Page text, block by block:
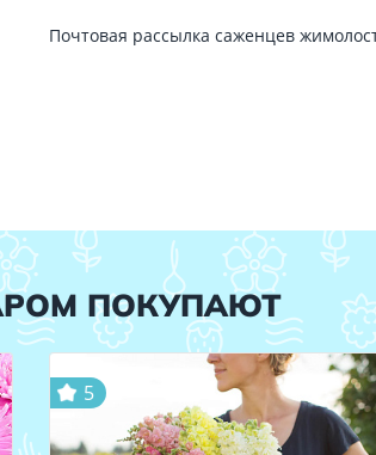
Почтовая рассылка саженцев
ПОКУПАЮТ
5